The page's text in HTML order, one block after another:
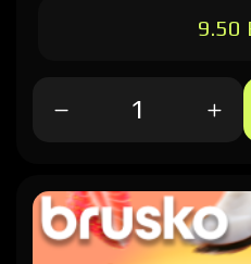
9.50